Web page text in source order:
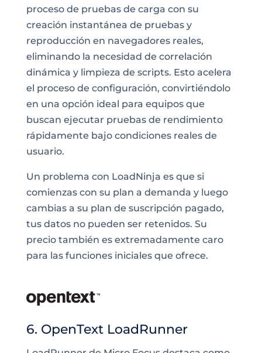
proceso de pruebas de carga con su
creación instantánea de pruebas y
reproducción en navegadores reales,
eliminando la necesidad de correlación
dinámica y limpieza de scripts. Esto acelera
el proceso de configuración, convirtiéndolo
en una opción ideal para equipos que
buscan ejecutar pruebas de rendimiento
rápidamente bajo condiciones reales de
usuario.
Un problema con LoadNinja es que si
comienzas con su plan a demanda y luego
cambias a su plan de suscripción pagado,
tus datos no pueden ser retenidos. Su
precio también es extremadamente caro
para las funciones iniciales que ofrece.
6. OpenText LoadRunner